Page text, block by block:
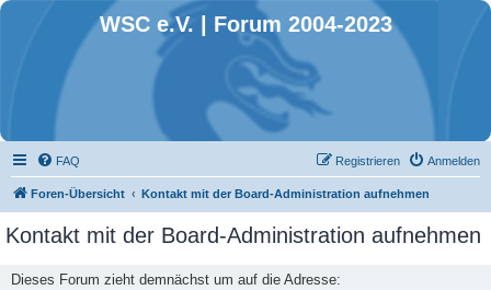
WSC e.V. | Forum 2004-2023
FAQ Anmelden
Registrieren
Foren-Übersicht Kontakt mit der Board-Administration aufnehmen
Kontakt mit der Board-Administration aufnehmen
Dieses Forum zieht demnächst um auf die Adresse: